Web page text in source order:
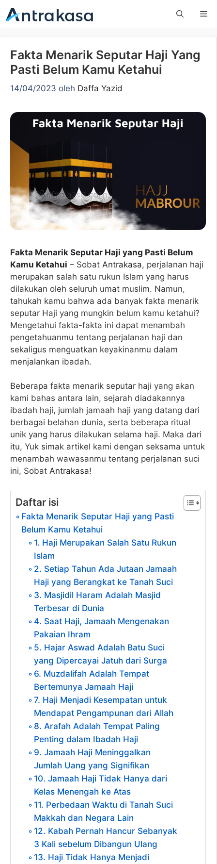
Langsung
ke
Fakta Menarik Seputar Haji Yang
Pasti Belum Kamu Ketahui
14/04/2023 oleh Daffa Yazid
Fakta Menarik Seputar Haji yang Pasti Belum
Kamu Ketahui – Sobat Antrakasa, perjalanan haji
merupakan salah satu rukun Islam yang harus
dilakukan oleh seluruh umat muslim. Namun,
tahukah kamu bahwa ada banyak fakta menarik
seputar Haji yang mungkin belum kamu ketahui?
Mengetahui fakta-fakta ini dapat menambah
pengetahuanmu tentang perjalanan haji dan
sekaligus menguatkan keyakinanmu dalam
menjalankan ibadah.
Beberapa fakta menarik seputar haji yang akan
kami bahas antara lain, sejarah diadakannya
ibadah haji, jumlah jamaah haji yang datang dari
berbagai belahan dunia, serta beberapa ritual
unik yang harus dilakukan selama haji. Maka dari
itu, Yuk simak artikel kami dengan seksama untuk
menambah wawasanmu tentang perjalanan suci
ini, Sobat Antrakasa!
Daftar isi
Fakta Menarik Seputar Haji yang Pasti
Belum Kamu Ketahui
1. Haji Merupakan Salah Satu Rukun
Islam
2. Setiap Tahun Ada Jutaan Jamaah
Haji yang Berangkat ke Tanah Suci
3. Masjidil Haram Adalah Masjid
Terbesar di Dunia
4. Saat Haji, Jamaah Mengenakan
Pakaian Ihram
5. Hajar Aswad Adalah Batu Suci
yang Dipercayai Jatuh dari Surga
6. Muzdalifah Adalah Tempat
Bertemunya Jamaah Haji
7. Haji Menjadi Kesempatan untuk
Mendapat Pengampunan dari Allah
8. Arafah Adalah Tempat Paling
Penting dalam Ibadah Haji
9. Jamaah Haji Meninggalkan
Jumlah Uang yang Signifikan
10. Jamaah Haji Tidak Hanya dari
Kelas Menengah ke Atas
11. Perbedaan Waktu di Tanah Suci
Makkah dan Negara Lain
12. Kabah Pernah Hancur Sebanyak
3 Kali sebelum Dibangun Ulang
13. Haji Tidak Hanya Menjadi